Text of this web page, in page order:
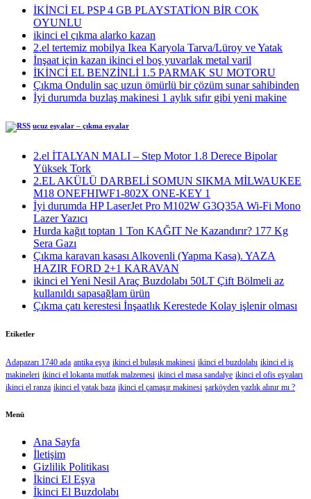
İKİNCİ EL PSP 4 GB PLAYSTATİON BİR COK
OYUNLU
ikinci el çıkma alarko kazan
2.el tertemiz mobilya Ikea Karyola Tarva/Lüroy ve Yatak
İnşaat için kazan ikinci el boş yuvarlak metal varil
İKİNCİ EL BENZİNLİ 1.5 PARMAK SU MOTORU
Çıkma Ondulin saç uzun ömürlü bir çözüm sunar sahibinden
İyi durumda buzlaş makinesi 1 aylık sıfır gibi yeni makine
ucuz eşyalar – çıkma eşyalar
2.el İTALYAN MALI – Step Motor 1.8 Derece Bipolar
Yüksek Tork
2.EL AKÜLÜ DARBELİ SOMUN SIKMA MİLWAUKEE
M18 ONEFHIWF1-802X ONE-KEY 1
İyi durumda HP LaserJet Pro M102W G3Q35A Wi-Fi Mono
Lazer Yazıcı
Hurda kağıt toptan 1 Ton KAĞIT Ne Kazandırır? 177 Kg
Sera Gazı
Çıkma karavan kasası Alkovenli (Yapma Kasa). YAZA
HAZIR FORD 2+1 KARAVAN
ikinci el Yeni Nesil Araç Buzdolabı 50LT Çift Bölmeli az
kullanıldı sapasağlam ürün
Çıkma çatı kerestesi İnşaatlık Kerestede​​ Kolay işlenir olması
Etiketler
Adapazarı 1740 ada antika eşya ikinci el bulaşık makinesi ikinci el buzdolabı ikinci el iş
makineleri ikinci el lokanta mutfak malzemesi ikinci el masa sandalye ikinci el ofis eşyaları
ikinci el ranza ikinci el yatak baza ikinci el çamaşır makinesi şarköyden yazlık alınır mı ?
Menü
Ana Sayfa
İletişim
Gizlilik Politikası
İkinci El Eşya
İkinci El Buzdolabı